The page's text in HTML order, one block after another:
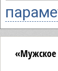
«Мужское